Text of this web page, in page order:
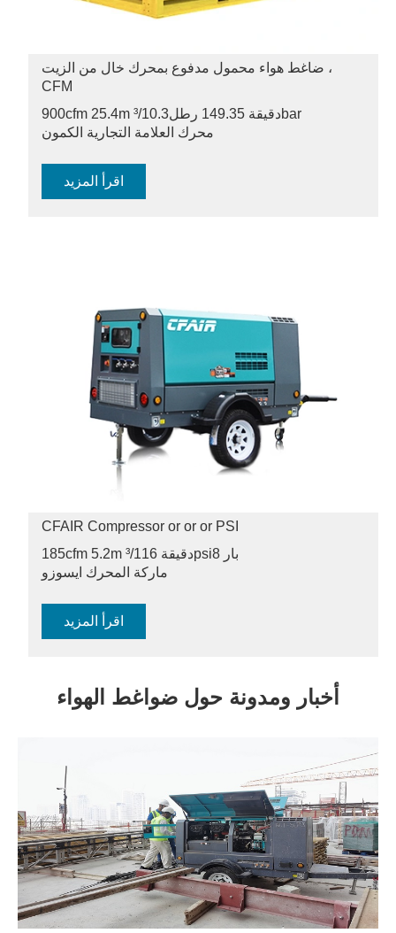
ضاغط هواء محمول مدفوع بمحرك خال من الزيت ،
CFM
900cfm 25.4m ³/دقيقة 149.35 رطل10.3bar
محرك العلامة التجارية الكمون
اقرأ المزيد
CFAIR Compressor or or or PSI
185cfm 5.2m ³/دقيقة 116psi
8 بار
ماركة المحرك ايسوزو
اقرأ المزيد
أخبار ومدونة حول ضواغط الهواء